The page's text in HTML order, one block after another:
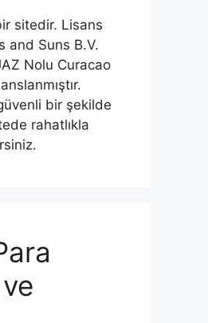
sitedir. Lisans
and Suns B.V.
Nolu Curacao
bir şekilde
rahatlıkla